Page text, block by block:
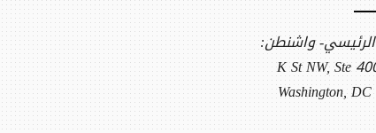
الرئيسي- واشنطن:
Washington,